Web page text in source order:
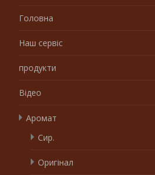
Головна
Наш сервіс
продукти
Відео
Аромат
Сир.
Оригінал